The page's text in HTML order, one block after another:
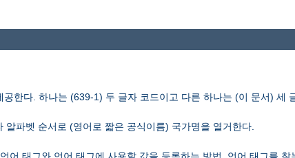
한다. 하나는 (639-1) 두 글자 코드이고 다른 하나는 (이 문서) 세
파벳 순서로 (영어로 짧은 공식이름) 국가명을 열거한다.